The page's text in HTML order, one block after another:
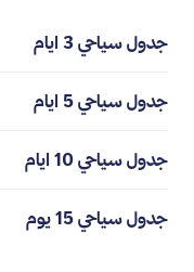
جدول سياحي 3 ايام
جدول سياحي 5 ايام
جدول سياحي 10 ايام
جدول سياحي 15 يوم